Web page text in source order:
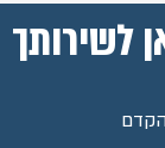
לשירותך